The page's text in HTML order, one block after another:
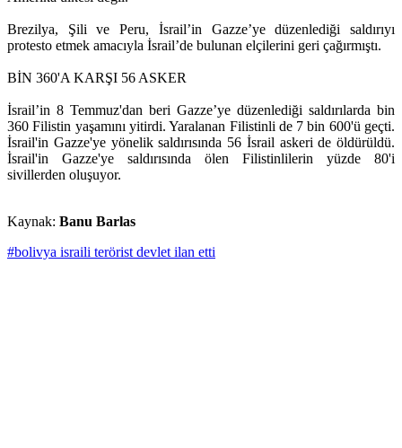
Brezilya, Şili ve Peru, İsrail’in Gazze’ye düzenlediği saldırıyı
protesto etmek amacıyla İsrail’de bulunan elçilerini geri çağırmıştı.
BİN 360'A KARŞI 56 ASKER
İsrail’in 8 Temmuz'dan beri Gazze’ye düzenlediği saldırılarda bin
360 Filistin yaşamını yitirdi. Yaralanan Filistinli de 7 bin 600'ü geçti.
İsrail'in Gazze'ye yönelik saldırısında 56 İsrail askeri de öldürüldü.
İsrail'in Gazze'ye saldırısında ölen Filistinlilerin yüzde 80'i
sivillerden oluşuyor.
Kaynak: Banu Barlas
#bolivya israili terörist devlet ilan etti